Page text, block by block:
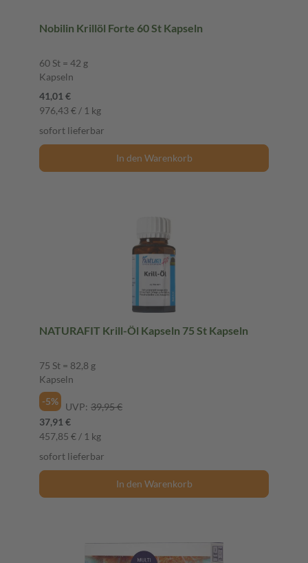
Nobilin Krillöl Forte 60 St Kapseln
60 St = 42 g
Kapseln
41,01 €
976,43 € / 1 kg
sofort lieferbar
In den Warenkorb
NATURAFIT Krill-Öl Kapseln 75 St Kapseln
75 St = 82,8 g
Kapseln
-5%
UVP: 39,95 €
37,91 €
457,85 € / 1 kg
sofort lieferbar
In den Warenkorb